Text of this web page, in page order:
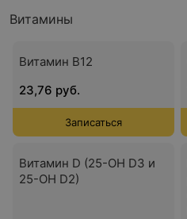
Витамины
Витамин В12
23,76 руб.
Записаться
Витамин D (25-OH D3 и
25-OH D2)